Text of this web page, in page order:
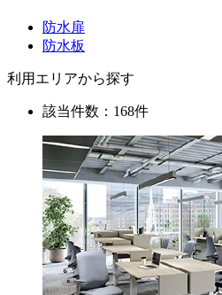
防水扉
防水板
利用エリアから探す
該当件数：168件